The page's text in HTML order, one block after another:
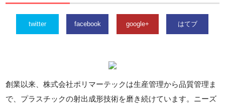
twitter facebook google+ はてブ
創業以来、株式会社ポリマーテックは生産管理から品質管理ま
で、プラスチックの射出成形技術を磨き続けています。ニーズ